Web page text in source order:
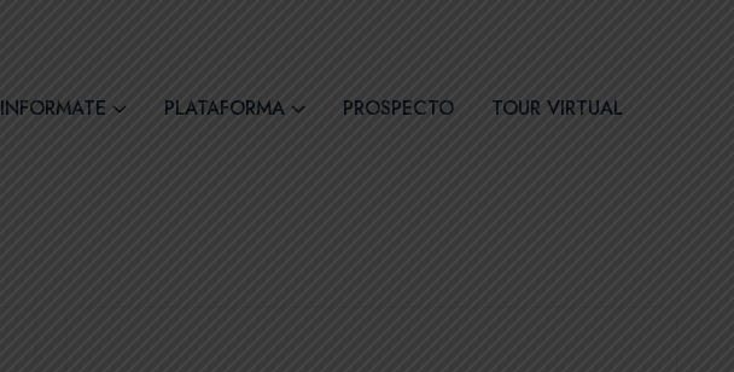
INFORMATE PLATAFORMA PROSPECTO TOUR VIRTUAL